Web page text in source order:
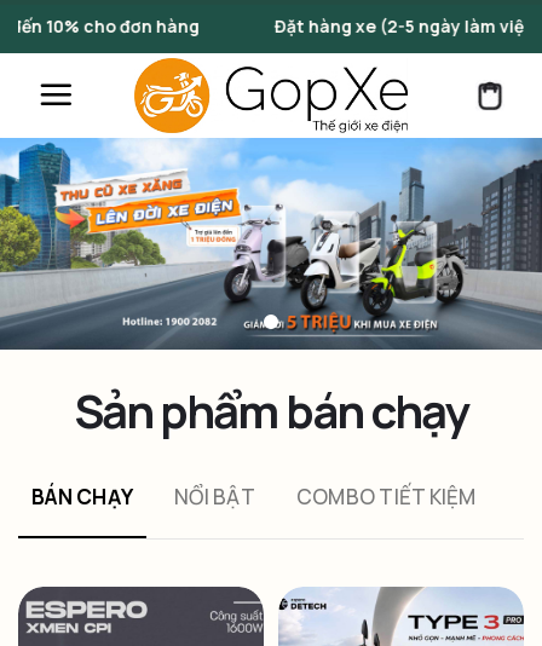
Skip
hàng Đặt hàng xe (2-5 ngày làm việc)
Sản phẩm bán chạy
BÁN CHẠY NỔI BẬT COMBO TIẾT KIỆM